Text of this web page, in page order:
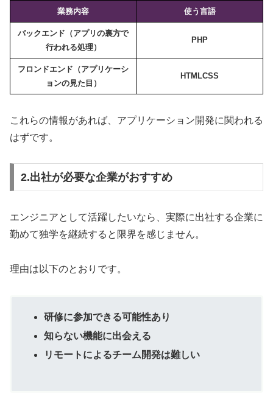
業務内容 使う言語
バックエンド（アプリの裏方で
行われる処理）
PHP
フロンドエンド（アプリケーシ
ョンの見た目）
HTMLCSS
これらの情報があれば、アプリケーション開発に関われる
はずです。
2.出社が必要な企業がおすすめ
エンジニアとして活躍したいなら、実際に出社する企業に
勤めて独学を継続すると限界を感じません。
理由は以下のとおりです。
研修に参加できる可能性あり
知らない機能に出会える
リモートによるチーム開発は難しい